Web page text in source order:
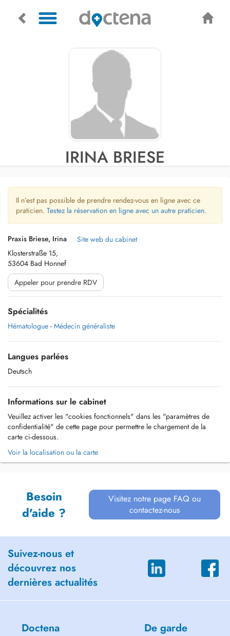
IRINA BRIESE
Il n’est pas possible de prendre rendez-vous en ligne avec ce
praticien. Testez la réservation en ligne avec un autre praticien.
Praxis Briese, Irina
Klosterstraße 15,
53604 Bad Honnef
Site web du cabinet
Appeler pour prendre RDV
Spécialités
Hématologue - Médecin généraliste
Langues parlées
Deutsch
Informations sur le cabinet
Veuillez activer les "cookies fonctionnels" dans les "paramètres de
confidentialité" de cette page pour permettre le chargement de la
carte ci-dessous.
Voir la localisation ou la carte
Besoin
d'aide ?
Visitez notre page FAQ ou
contactez-nous
Suivez-nous et
découvrez nos
dernières actualités
Doctena De garde